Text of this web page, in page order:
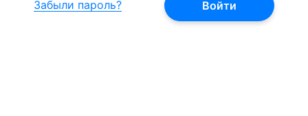
Забыли пароль?